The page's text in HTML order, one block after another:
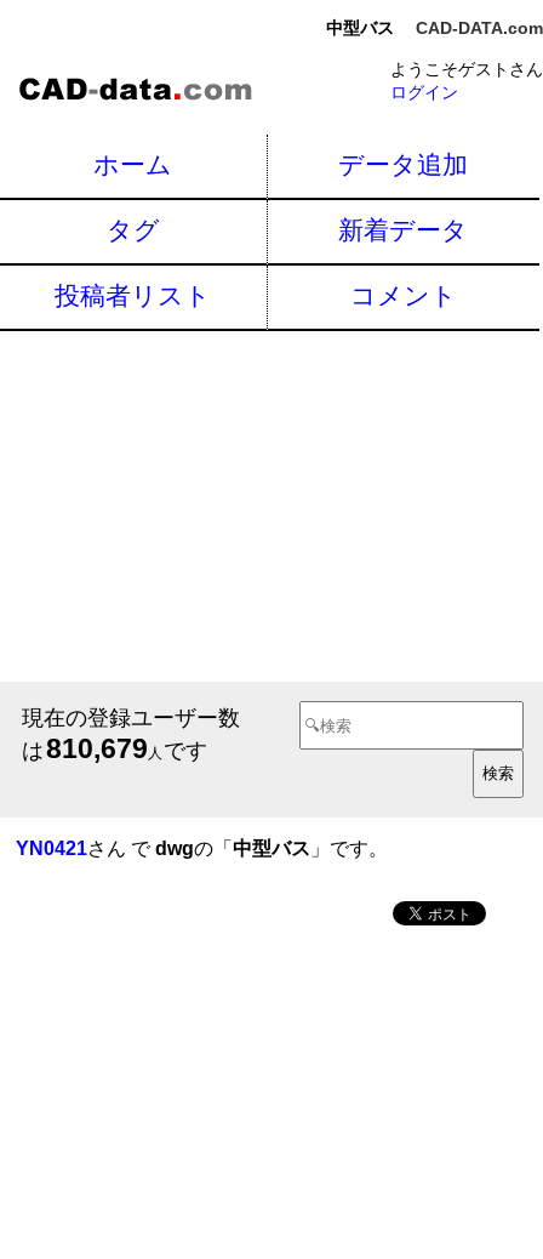
中型バス CAD-DATA.com
ようこそゲストさん
ログイン
ホーム データ追加
タグ 新着データ
投稿者リスト コメント
現在の登録ユーザー数
は810,679 人 です
YN0421さん でdwgの「中型バス 」です。